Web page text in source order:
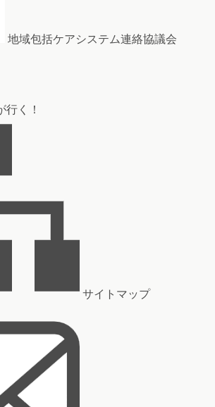
地域包括ケアシステム連絡協議会
行く！
サイトマップ